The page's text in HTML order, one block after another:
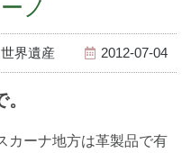
ノ
世界遺産 2012-07-04
カーナ地方は革製品で有